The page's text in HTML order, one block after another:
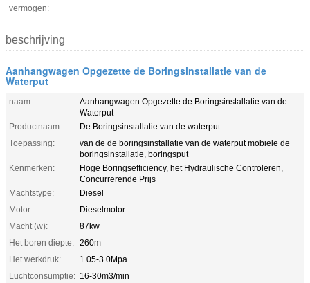
vermogen:
beschrijving
Aanhangwagen Opgezette de Boringsinstallatie van de
Waterput
naam:
Aanhangwagen Opgezette de Boringsinstallatie van de
Waterput
Productnaam:
De Boringsinstallatie van de waterput
Toepassing:
van de de boringsinstallatie van de waterput mobiele de
boringsinstallatie, boringsput
Kenmerken:
Hoge Boringsefficiency, het Hydraulische Controleren,
Concurrerende Prijs
Machtstype:
Diesel
Motor:
Dieselmotor
Macht (w):
87kw
Het boren diepte: 260m
Het werkdruk:
1.05-3.0Mpa
Luchtconsumptie: 16-30m3/min